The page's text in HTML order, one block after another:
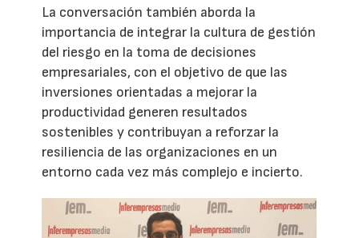
La conversación también aborda la
importancia de integrar la cultura de gestión
del riesgo en la toma de decisiones
empresariales, con el objetivo de que las
inversiones orientadas a mejorar la
productividad generen resultados
sostenibles y contribuyan a reforzar la
resiliencia de las organizaciones en un
entorno cada vez más complejo e incierto.